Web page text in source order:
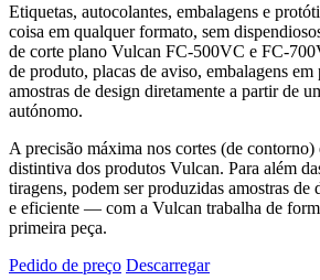
Etiquetas, autocolantes, embalagens e
coisa em qualquer formato, sem
de corte plano Vulcan FC-500VC e FC-
de produto, placas de aviso, embalagens em
amostras de design diretamente a partir de
autónomo.
A precisão máxima nos cortes (de contorno)
distintiva dos produtos Vulcan. Para além
tiragens, podem ser produzidas amostras
e eficiente — com a Vulcan trabalha de
primeira peça.
Pedido de preço Descarregar